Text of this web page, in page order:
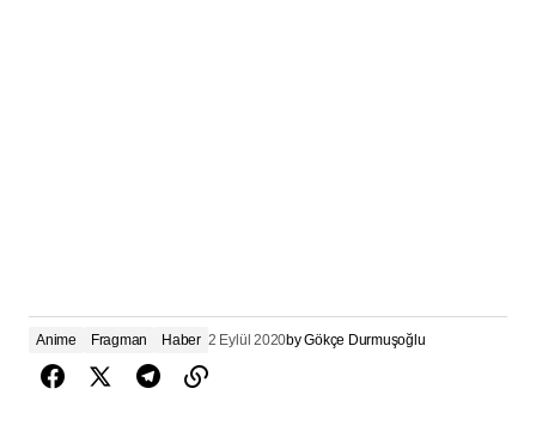
Anime Fragman Haber 2 Eylül 2020byGökçe Durmuşoğlu